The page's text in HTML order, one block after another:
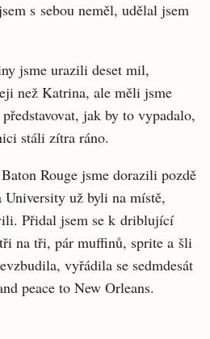
s sebou neměl, udělal jsem
jsme urazili deset mil,
než Katrina, ale měli jsme
jak by to vypadalo,
stáli zítra ráno.
Rouge jsme dorazili pozdě
už byli na místě,
Přidal jsem se k driblující
na tři, pár muffinů, sprite a šli
vyřádila se sedmdesát
peace to New Orleans.